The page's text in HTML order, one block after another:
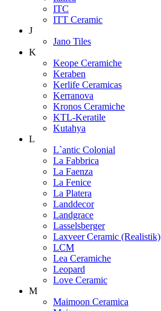
ITC
ITT Ceramic
J
Jano Tiles
K
Keope Ceramiche
Keraben
Kerlife Ceramicas
Kerranova
Kronos Ceramiche
KTL-Keratile
Kutahya
L
L`antic Colonial
La Fabbrica
La Faenza
La Fenice
La Platera
Landdecor
Landgrace
Lasselsberger
Laxveer Ceramic (Realistik)
LCM
Lea Ceramiche
Leopard
Love Ceramic
M
Maimoon Ceramica